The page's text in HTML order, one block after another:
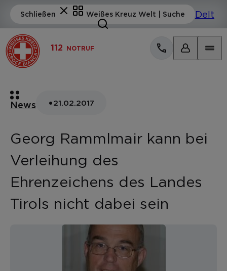
112 NOTRUF
News •21.02.2017
Georg Rammlmair kann bei
Verleihung des
Ehrenzeichens des Landes
Tirols nicht dabei sein